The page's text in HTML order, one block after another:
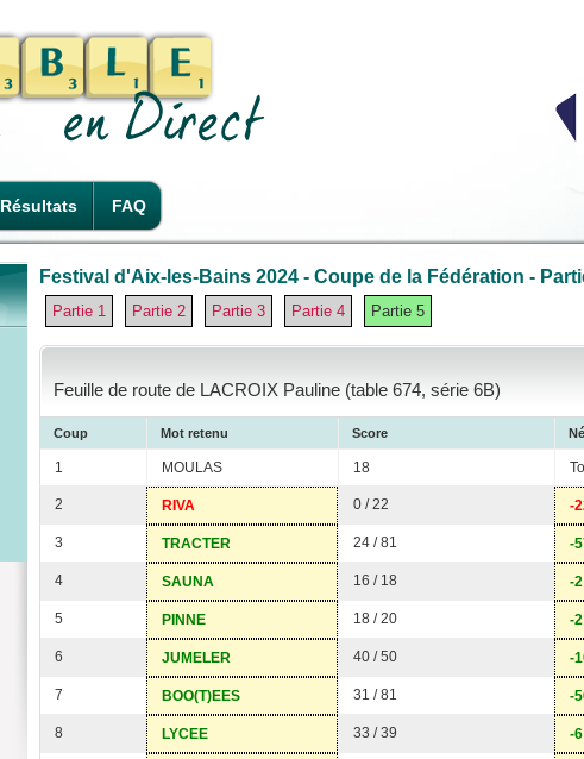
Résultats FAQ
Festival d'Aix-les-Bains 2024 - Coupe de la Fédération -
Partie 1 Partie 2 Partie 3 Partie 4 Partie 5
Feuille de route de LACROIX Pauline (table 674, série 6B)
Coup Mot retenu Score
1 MOULAS 18
2 RIVA 0 / 22 -
3 TRACTER 24 / 81 -
4 SAUNA 16 / 18 -2
5 PINNE 18 / 20 -2
6 JUMELER 40 / 50 -
7 BOO(T)EES 31 / 81 -
8 LYCEE 33 / 39 -6